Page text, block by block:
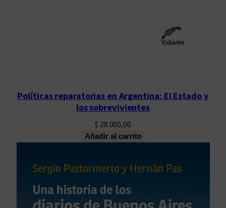
Políticas reparatorias en Argentina: El Estado y
los sobrevivientes
$ 28.000,00
Añadir al carrito